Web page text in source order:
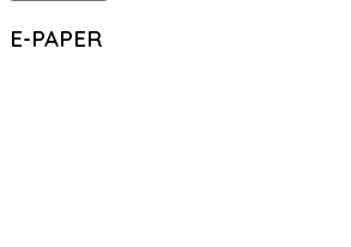
E-PAPER